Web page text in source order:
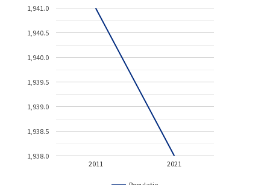
2011 2021
1,938.0
1,938.5
1,939.0
1,939.5
1,940.0
1,940.5
1,941.0